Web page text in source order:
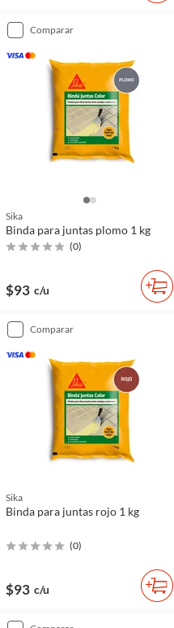
comparar
Sika
Binda para juntas plomo 1 kg
(0)
$93 c/u
comparar
Sika
Binda para juntas rojo 1 kg
(0)
$93 c/u